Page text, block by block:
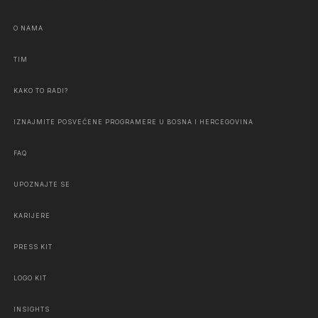
O NAMA
TIM
KAKO TO RADI?
IZNAJMITE POSVEĆENE PROGRAMERE U BOSNA I HERCEGOVINA
FAQ
UPOZNAJTE SE
KARIJERE
PRESS KIT
LOGO KIT
INSIGHTS